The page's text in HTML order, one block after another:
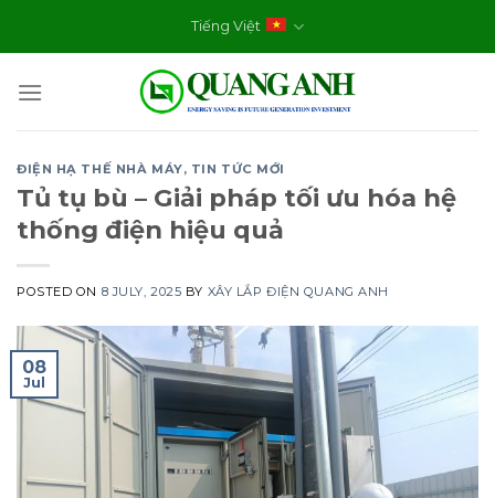
Tiếng Việt
ĐIỆN HẠ THẾ NHÀ MÁY, TIN TỨC MỚI
Tủ tụ bù – Giải pháp tối ưu hóa hệ
thống điện hiệu quả
POSTED ON 8 JULY, 2025 BY XÂY LẮP ĐIỆN QUANG ANH
08
Jul